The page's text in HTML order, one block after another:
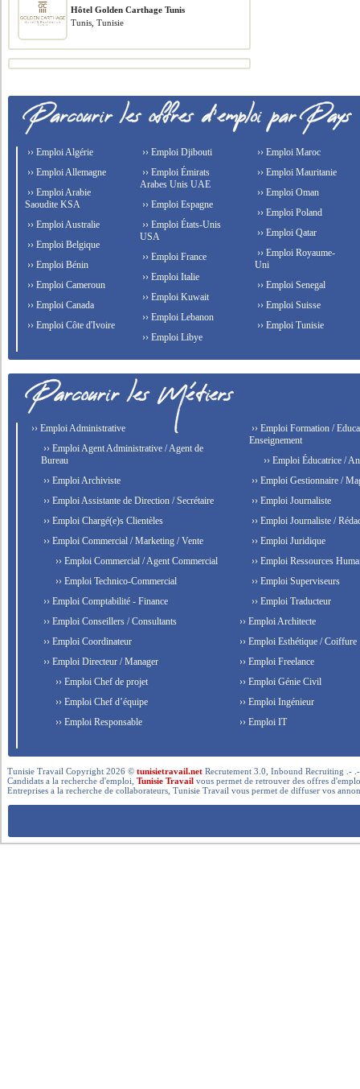
Hôtel Golden Carthage Tunis
Tunis, Tunisie
›› Emploi Algérie
›› Emploi Allemagne
›› Emploi Arabie
Saoudite KSA
›› Emploi Australie
›› Emploi Belgique
›› Emploi Bénin
›› Emploi Cameroun
›› Emploi Canada
›› Emploi Côte d'Ivoire
›› Emploi Djibouti
›› Emploi Émirats
Arabes Unis UAE
›› Emploi Espagne
›› Emploi États-Unis
USA
›› Emploi France
›› Emploi Italie
›› Emploi Kuwait
›› Emploi Lebanon
›› Emploi Libye
›› Emploi Maroc
›› Emploi Mauritanie
›› Emploi Oman
›› Emploi Poland
›› Emploi Qatar
›› Emploi Royaume-
Uni
›› Emploi Senegal
›› Emploi Suisse
›› Emploi Tunisie
›› Emploi Administrative
›› Emploi Agent Administrative / Agent de
Bureau
›› Emploi Archiviste
›› Emploi Assistante de Direction / Secrétaire
›› Emploi Chargé(e)s Clientèles
›› Emploi Commercial / Marketing / Vente
›› Emploi Commercial / Agent Commercial
›› Emploi Technico-Commercial
›› Emploi Comptabilité - Finance
›› Emploi Conseillers / Consultants
›› Emploi Coordinateur
›› Emploi Directeur / Manager
›› Emploi Chef de projet
›› Emploi Chef d’équipe
›› Emploi Responsable
›› Emploi Formation /
Enseignement
›› Emploi Éducatrice /
›› Emploi Gestionnaire /
›› Emploi Journaliste
›› Emploi Journaliste /
›› Emploi Juridique
›› Emploi Ressources
›› Emploi Superviseurs
›› Emploi Traducteur
›› Emploi Architecte
›› Emploi Esthétique / Coiffure
›› Emploi Freelance
›› Emploi Génie Civil
›› Emploi Ingénieur
›› Emploi IT
Tunisie Travail Copyright 2026 ©tunisietravail.net Recrutement 3.0, Inbound Recruiting .-
Candidats a la recherche d'emploi,Tunisie Travail vous permet de retrouver des offres
Entreprises a la recherche de collaborateurs, Tunisie Travail vous permet de diffuser vos